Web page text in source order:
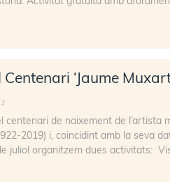
Centenari ‘Jaume
centenari de naixement de l’artista
2019) i, coincidint amb la seva
juliol organitzem dues activitats: